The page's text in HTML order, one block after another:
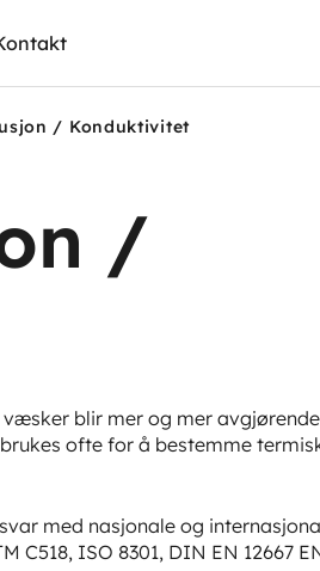
/ Konduktivitet
/
blir mer og mer
ofte for å bestemme
med nasjonale og
C518, ISO 8301, DIN EN 12667